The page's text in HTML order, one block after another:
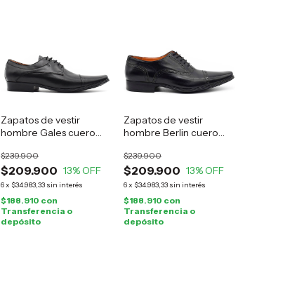
Zapatos de vestir
hombre Gales cuero
$209.900
$239.900
13% OFF
6x $34.983,33 sin interés
$188.910 con
Transferencia o
depósito
Zapatos de vestir
hombre Berlin cuero
$209.900
$239.900
13% OFF
6x $34.983,33 sin interés
$188.910 con
Transferencia o
depósito